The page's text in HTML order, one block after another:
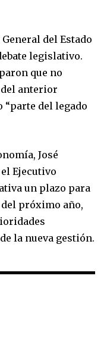
of
part of the
on our website
worry, we respect
Your information is
del Estado
legislativo.
que no
anterior
“parte del legado
José
Ejecutivo
un plazo para
próximo año,
la nueva gestión.